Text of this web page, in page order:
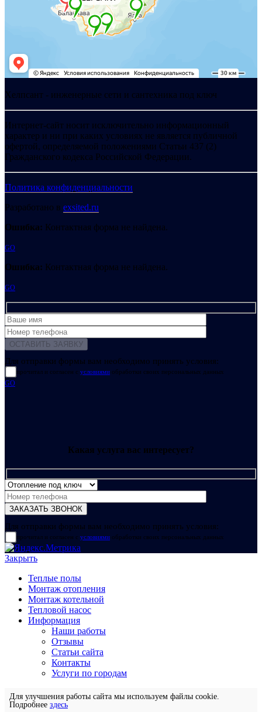
Хелпсант - инженерные сети и сантехника под ключ
Интернет-сайт носит исключительно информационный
характер и ни при каких условиях не является публичной
офертой, определяемой положениями Статьи 437 (2)
Гражданского кодекса Российской Федерации.
Политика конфиденциальности
Разработано в exsited.ru
Ошибка: Контактная форма не найдена.
GO
Ошибка: Контактная форма не найдена.
GO
Для отправки формы вам необходимо принять условия:
прочитал и согласен с условиями обработки своих персональных данных
GO
Какая услуга вас интересует?
Для отправки формы вам необходимо принять условия:
прочитал и согласен с условиями обработки своих персональных данных
Закрыть
Теплые полы
Монтаж отопления
Монтаж котельной
Тепловой насос
Информация
Наши работы
Отзывы
Статьи сайта
Контакты
Услуги по городам
Для улучшения работы сайта мы используем файлы cookie.
Подробнее здесь